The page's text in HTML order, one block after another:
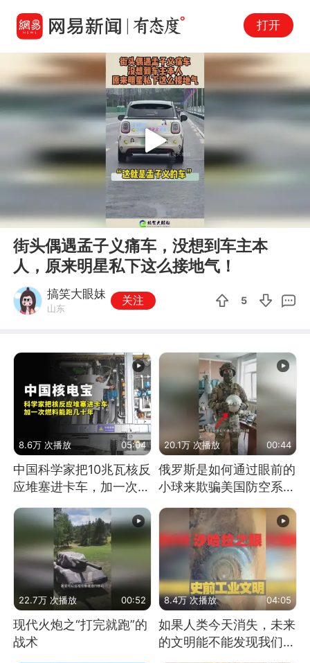
打开
00:00 00:10
Play
街头偶遇孟子义痛车，没想到车主本
人，原来明星私下这么接地气！
搞笑大眼妹
山东
关注 5
8.6万 次播放 05:04
中国科学家把10兆瓦核反
应堆塞进卡车，加一次燃
料能跑几十年
20.1万 次播放 00:44
俄罗斯是如何通过眼前的
小球来欺骗美国防空系统
的
22.7万 次播放 00:52
现代火炮之“打完就跑”的
战术
8.4万 次播放 04:05
如果人类今天消失，未来
的文明能不能发现我们存